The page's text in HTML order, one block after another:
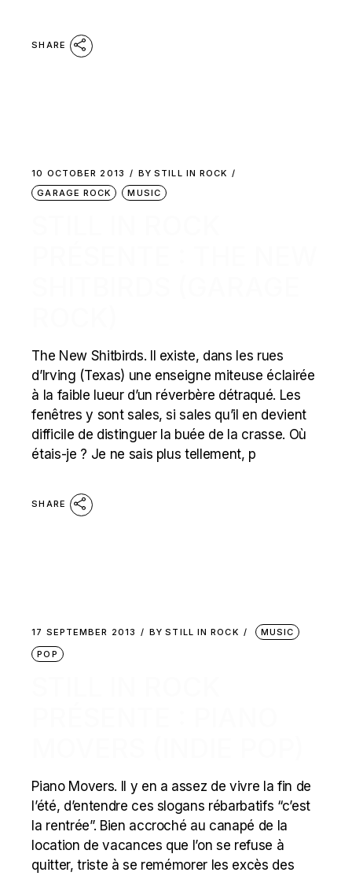
SHARE
10 OCTOBER 2013 BY STILL IN ROCK
GARAGE ROCK
MUSIC
The New Shitbirds. Il existe, dans les rues
d’Irving (Texas) une enseigne miteuse éclairée
à la faible lueur d’un réverbère détraqué. Les
fenêtres y sont sales, si sales qu’il en devient
difficile de distinguer la buée de la crasse. Où
étais-je ? Je ne sais plus tellement, p
SHARE
17 SEPTEMBER 2013 BY STILL IN ROCK
MUSIC
POP
Piano Movers. Il y en a assez de vivre la fin de
l’été, d’entendre ces slogans rébarbatifs “c’est
la rentrée”. Bien accroché au canapé de la
location de vacances que l’on se refuse à
quitter, triste à se remémorer les excès des